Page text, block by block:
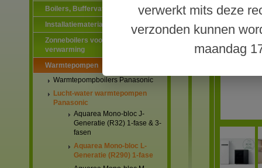
Boilers, Buffervaten en toebehoren
Installatiematerialen
Zonneboilers voor warmtapwater en
verwarming
Warmtepompen
Warmtepompboilers Panasonic
Lucht-water warmtepompen
Panasonic
Aquarea Mono-bloc J-
Generatie (R32) 1-fase & 3-
fasen
Aquarea Mono-bloc L-
Generatie (R290) 1-fase
verwerkt mits deze
verzonden kunnen
maandag